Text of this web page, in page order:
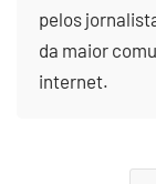
pelos
da maior
internet.